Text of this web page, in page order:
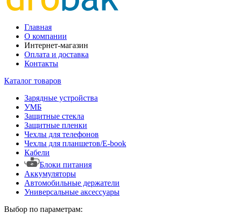
Главная
О компании
Интернет-магазин
Оплата и доставка
Контакты
Каталог товаров
Зарядные устройства
УМБ
Защитные стекла
Защитные пленки
Чехлы для телефонов
Чехлы для планшетов/E-book
Кабели
Блоки питания
Аккумуляторы
Автомобильные держатели
Универсальные аксессуары
Выбор по параметрам: